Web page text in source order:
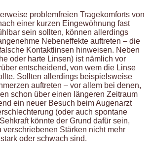
problemfreien Tragekomforts von
einer kurzen Eingewöhnung fast
sein sollten, können allerdings
Nebeneffekte auftreten – die
Kontaktlinsen hinweisen. Neben
oder harte Linsen) ist nämlich vor
entscheidend, von wem die Linse
Sollten allerdings beispielsweise
auftreten – vor allem bei denen,
schon über einen längeren Zeitraum
ein neuer Besuch beim Augenarzt
(oder auch spontane
könnte der Grund dafür sein,
verschriebenen Stärken nicht mehr
oder schwach sind.